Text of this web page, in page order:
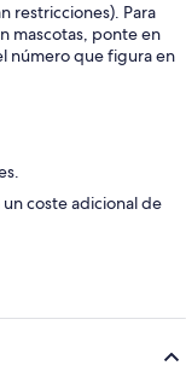
restricciones). Para
mascotas, ponte en
número que figura en
coste adicional de